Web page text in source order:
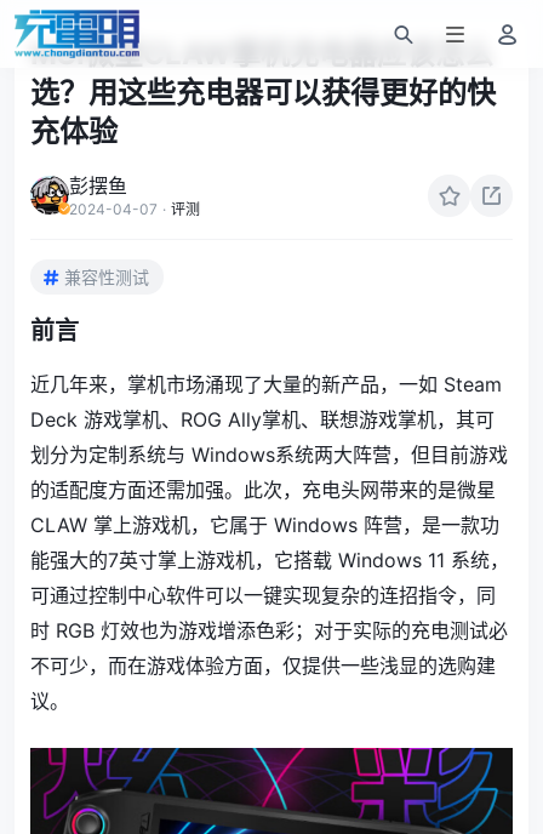
MSI微星CLAW掌机充电器应该怎么
选？用这些充电器可以获得更好的快
充体验
彭摆鱼
2024-04-07 · 评测
兼容性测试
前言
近几年来，掌机市场涌现了大量的新产品，一如 Steam
Deck 游戏掌机、ROG Ally掌机、联想游戏掌机，其可
划分为定制系统与 Windows系统两大阵营，但目前游戏
的适配度方面还需加强。此次，充电头网带来的是微星
CLAW 掌上游戏机，它属于 Windows 阵营，是一款功
能强大的7英寸掌上游戏机，它搭载 Windows 11 系统，
可通过控制中心软件可以一键实现复杂的连招指令，同
时 RGB 灯效也为游戏增添色彩；对于实际的充电测试必
不可少，而在游戏体验方面，仅提供一些浅显的选购建
议。